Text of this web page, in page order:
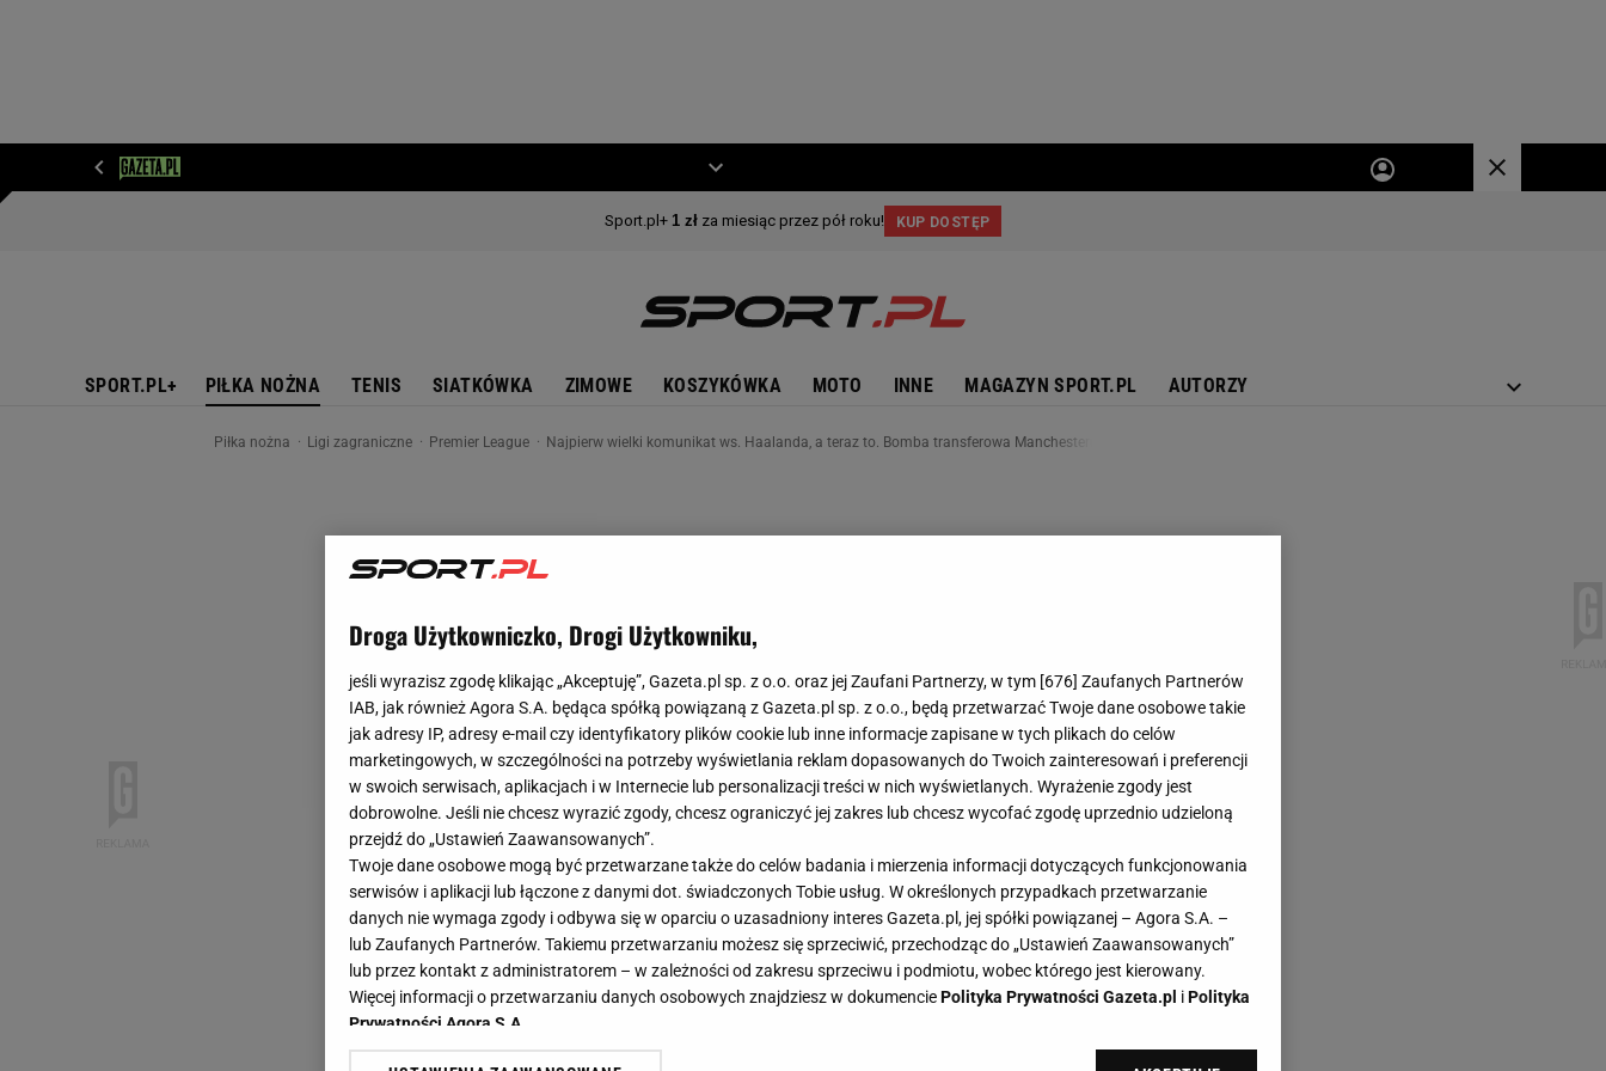
SPORT.PL+ PIŁKA NOŻNA TENIS SIATKÓWKA ZIMOWE KOSZYKÓWKA MOTO INNE MAGAZYN SPORT.PL AUTORZY
Piłka nożna Ligi zagraniczne Premier League Najpierw wielki komunikat ws. Haalanda, a teraz to. Bomba transferowa Manchesteru City!
Droga Użytkowniczko, Drogi Użytkowniku,
jeśli wyrazisz zgodę klikając „Akceptuję”, Gazeta.pl sp. z o.o. oraz jej Zaufani Partnerzy, w tym [676] Zaufanych Partnerów
IAB, jak również Agora S.A. będąca spółką powiązaną z Gazeta.pl sp. z o.o., będą przetwarzać Twoje dane osobowe takie
jak adresy IP, adresy e-mail czy identyfikatory plików cookie lub inne informacje zapisane w tych plikach do celów
marketingowych, w szczególności na potrzeby wyświetlania reklam dopasowanych do Twoich zainteresowań i preferencji
w swoich serwisach, aplikacjach i w Internecie lub personalizacji treści w nich wyświetlanych. Wyrażenie zgody jest
dobrowolne. Jeśli nie chcesz wyrazić zgody, chcesz ograniczyć jej zakres lub chcesz wycofać zgodę uprzednio udzieloną
przejdź do „Ustawień Zaawansowanych”.
Twoje dane osobowe mogą być przetwarzane także do celów badania i mierzenia informacji dotyczących funkcjonowania
serwisów i aplikacji lub łączone z danymi dot. świadczonych Tobie usług. W określonych przypadkach przetwarzanie
danych nie wymaga zgody i odbywa się w oparciu o uzasadniony interes Gazeta.pl, jej spółki powiązanej – Agora S.A. –
lub Zaufanych Partnerów. Takiemu przetwarzaniu możesz się sprzeciwić, przechodząc do „Ustawień Zaawansowanych”
lub przez kontakt z administratorem – w zależności od zakresu sprzeciwu i podmiotu, wobec którego jest kierowany.
Więcej informacji o przetwarzaniu danych osobowych znajdziesz w dokumenciePolityka Prywatności Gazeta.pl iPolityka
Prywatności Agora S.A.